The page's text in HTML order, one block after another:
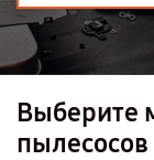
Выберите